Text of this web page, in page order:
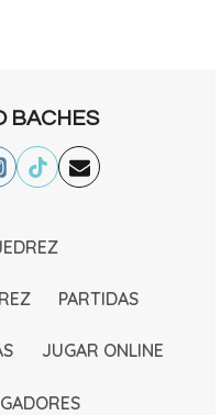
BACHES
PARTIDAS
JUGAR ONLINE